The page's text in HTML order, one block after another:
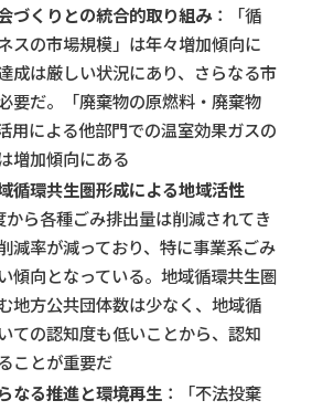
づくりとの統合的取り組み：「循
スの市場規模」は年々増加傾向に
成は厳しい状況にあり、さらなる市
要だ。「廃棄物の原燃料・廃棄物
用による他部門での温室効果ガスの
増加傾向にある
循環共生圏形成による地域活性
ら各種ごみ排出量は削減されてき
減率が減っており、特に事業系ごみ
傾向となっている。地域循環共生圏
地方公共団体数は少なく、地域循
ての認知度も低いことから、認知
ことが重要だ
なる推進と環境再生 ：「不法投棄